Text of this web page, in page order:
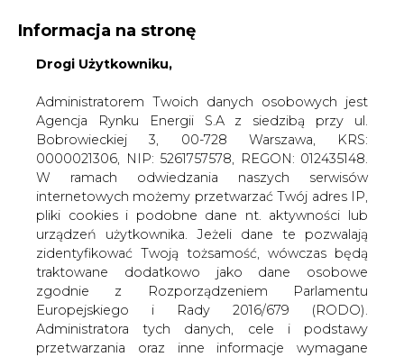
KONTAKT:
WYDAWCA PORTALU:
WYSOKI KONTRAST WIELKOŚĆ TEKSTU A A
ZALOGUJ SIĘ
Informacja na stronę
Drogi Użytkowniku,
Administratorem Twoich danych osobowych jest
Agencja Rynku Energii S.A z siedzibą przy ul.
Bobrowieckiej 3, 00-728 Warszawa, KRS:
0000021306, NIP: 5261757578, REGON: 012435148.
W ramach odwiedzania naszych serwisów
internetowych możemy przetwarzać Twój adres IP,
pliki cookies i podobne dane nt. aktywności lub
urządzeń użytkownika. Jeżeli dane te pozwalają
zidentyfikować Twoją tożsamość, wówczas będą
traktowane dodatkowo jako dane osobowe
zgodnie z Rozporządzeniem Parlamentu
Europejskiego i Rady 2016/679 (RODO).
Administratora tych danych, cele i podstawy
przetwarzania oraz inne informacje wymagane